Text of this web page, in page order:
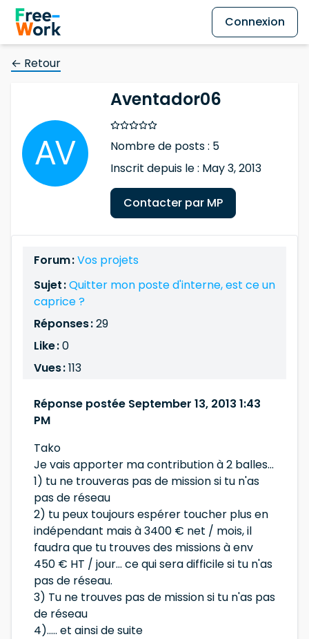
Connexion
← Retour
Aventador06
Nombre de posts : 5
Inscrit depuis le : May 3, 2013
Contacter par MP
Forum :Vos projets
Sujet :Quitter mon poste d'interne, est ce un
caprice ?
Réponses :29
Like :0
Vues :113
Réponse postée September 13, 2013 1:43
PM
Tako
Je vais apporter ma contribution à 2 balles...
1) tu ne trouveras pas de mission si tu n'as
pas de réseau
2) tu peux toujours espérer toucher plus en
indépendant mais à 3400 € net / mois, il
faudra que tu trouves des missions à env
450 € HT / jour... ce qui sera difficile si tu n'as
pas de réseau.
3) Tu ne trouves pas de mission si tu n'as pas
de réseau
4)..... et ainsi de suite